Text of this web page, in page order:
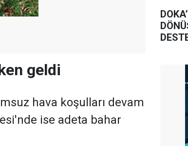
geldi
hava koşulları devam
ise adeta bahar